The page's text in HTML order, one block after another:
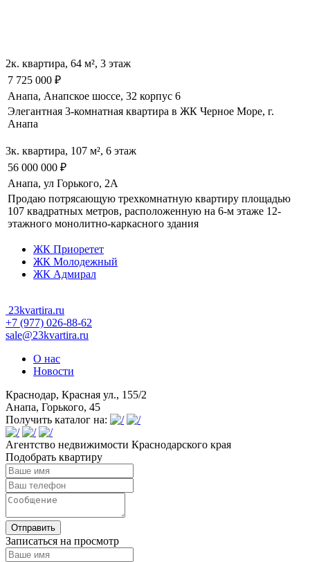
2к. квартира, 64 м², 3 этаж
7 725 000 ₽
Анапа, Анапское шоссе, 32 корпус 6
Элегантная 3-комнатная квартира в ЖК Черное Море, г.
Анапа
3к. квартира, 107 м², 6 этаж
56 000 000 ₽
Анапа, ул Горького, 2А
Продаю потрясающую трехкомнатную квартиру площадью
107 квадратных метров, расположенную на 6-м этаже 12-
этажного монолитно-каркасного здания
ЖК Приоретет
ЖК Молодежный
ЖК Адмирал
23kvartira.ru
+7 (977) 026-88-62
sale@23kvartira.ru
О нас
Новости
Краснодар, Красная ул., 155/2
Анапа, Горького, 45
Получить каталог на:
Агентство недвижимости Краснодарского края
Подобрать квартиру
Записаться на просмотр